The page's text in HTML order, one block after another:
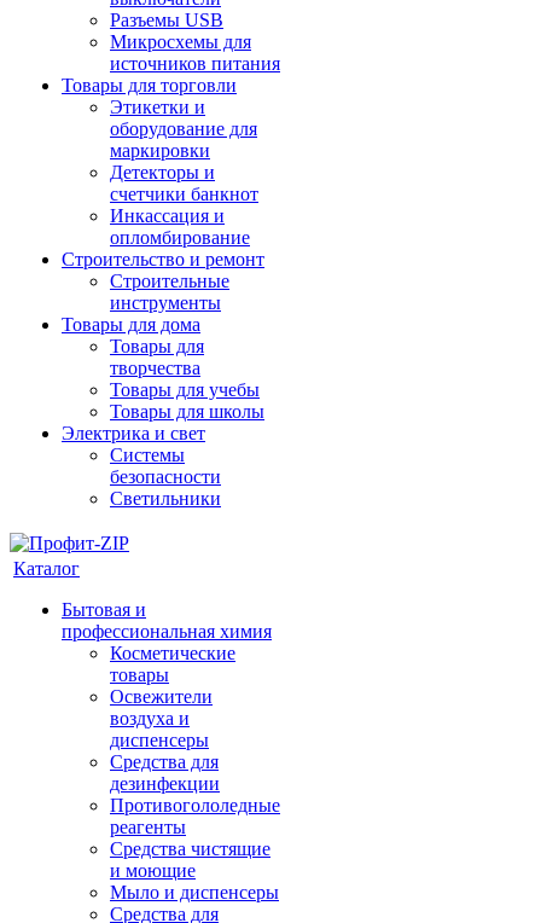
Разъемы USB
Микросхемы для
источников питания
Товары для торговли
Этикетки и
оборудование для
маркировки
Детекторы и
счетчики банкнот
Инкассация и
опломбирование
Строительство и ремонт
Строительные
инструменты
Товары для дома
Товары для
творчества
Товары для учебы
Товары для школы
Электрика и свет
Системы
безопасности
Светильники
Каталог
Бытовая и
профессиональная химия
Косметические
товары
Освежители
воздуха и
диспенсеры
Средства для
дезинфекции
Противогололедные
реагенты
Средства чистящие
и моющие
Мыло и диспенсеры
Средства для